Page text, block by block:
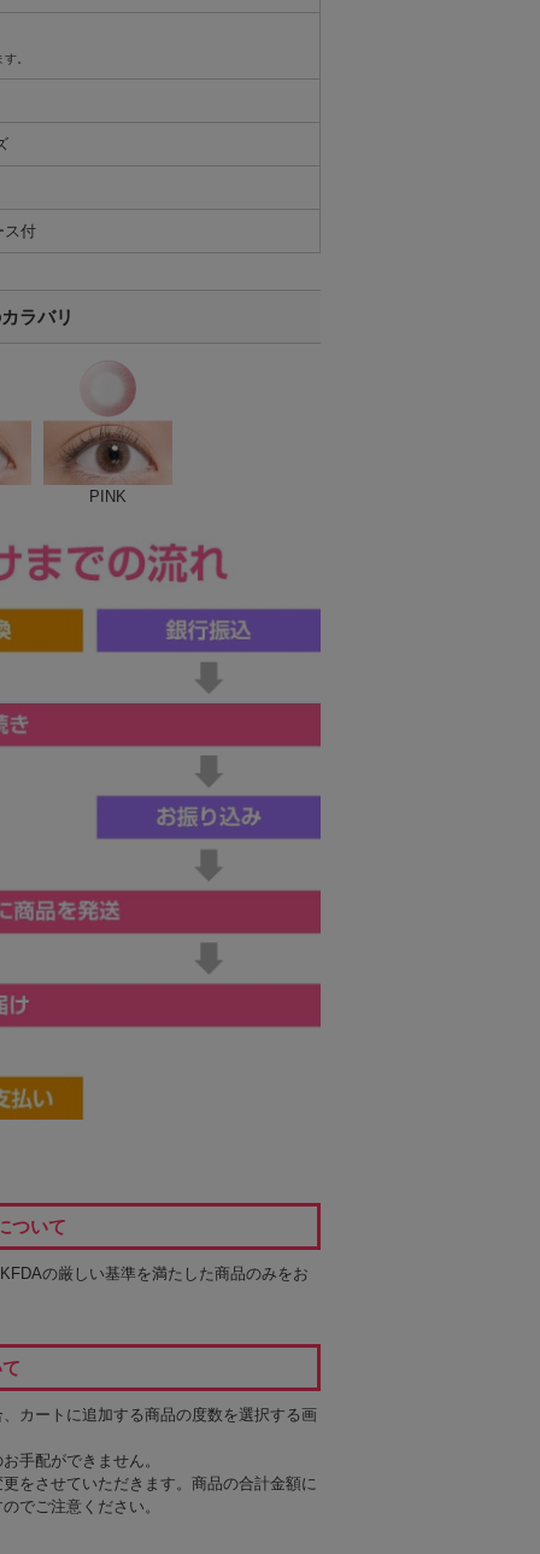
。
ス付
ラバリ
PINK
ついて
の厳しい基準を満たした商品のみをお
カートに追加する商品の度数を選択する画
手配ができません。
をさせていただきます。商品の合計金額に
でご注意ください。